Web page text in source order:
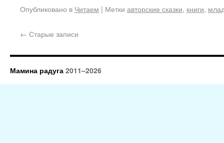
Опубликовано в Читаем | Метки авторские сказки, книги,
← Старые записи
Мамина радуга 2011–2026